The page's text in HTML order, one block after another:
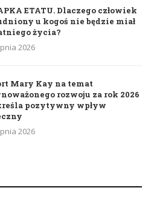
ETATU. Dlaczego człowiek
u kogoś nie będzie miał
życia?
2026
Mary Kay na temat
rozwoju za rok 2026
pozytywny wpływ
2026